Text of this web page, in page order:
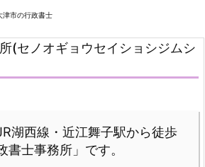
津市の行政書士
(セノオギョウセイショシジムシ
湖西線・近江舞子駅から徒歩
書士事務所」です。